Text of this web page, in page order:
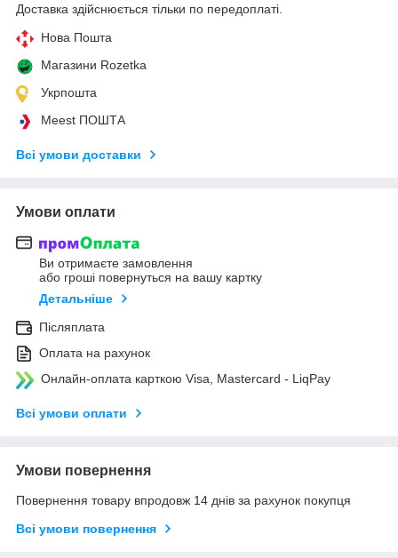
Доставка здійснюється тільки по передоплаті.
Нова Пошта
Магазини Rozetka
Укрпошта
Meest ПОШТА
Всі умови доставки
Умови оплати
Ви отримаєте замовлення
або гроші повернуться на вашу картку
Детальніше
Післяплата
Оплата на рахунок
Онлайн-оплата карткою Visa, Mastercard - LiqPay
Всі умови оплати
Умови повернення
Повернення товару впродовж 14 днів за рахунок покупця
Всі умови повернення